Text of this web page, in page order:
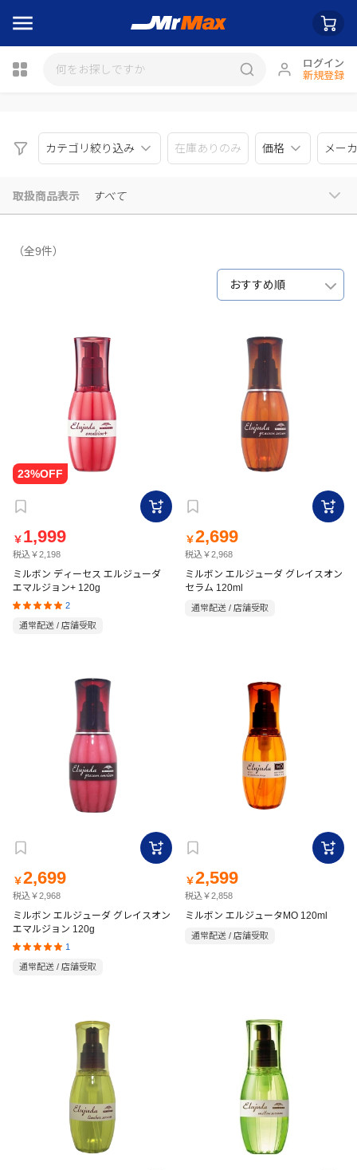
ログイン
新規登録
カテゴリ絞り込み 在庫ありのみ 価格 メー
取扱商品表示 すべて
（全9件）
おすすめ順
￥ 1,999
税込￥2,198
ミルボン ディーセス エルジューダ
エマルジョン+ 120g
2
通常配送 / 店舗受取
￥2,699
税込￥2,968
ミルボン エルジューダ グレイスオン
セラム 120ml
通常配送 / 店舗受取
￥2,699
税込￥2,968
ミルボン エルジューダ グレイスオン
エマルジョン 120g
1
通常配送 / 店舗受取
￥2,599
税込￥2,858
ミルボン エルジュータMO 120ml
通常配送 / 店舗受取